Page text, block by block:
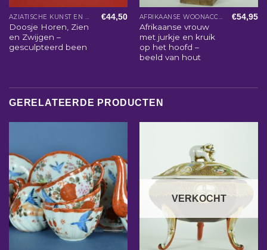
AZIATISCHE KUNST EN WOONACCESSOIRES
Doosje Horen, Zien
en Zwijgen –
gesculpteerd been
€44,50 AFRIKAANSE WOONACCESSOIRES
Afrikaanse vrouw
met jurkje en kruik
op het hoofd –
beeld van hout
€54,95
GERELATEERDE PRODUCTEN
VERKOCHT